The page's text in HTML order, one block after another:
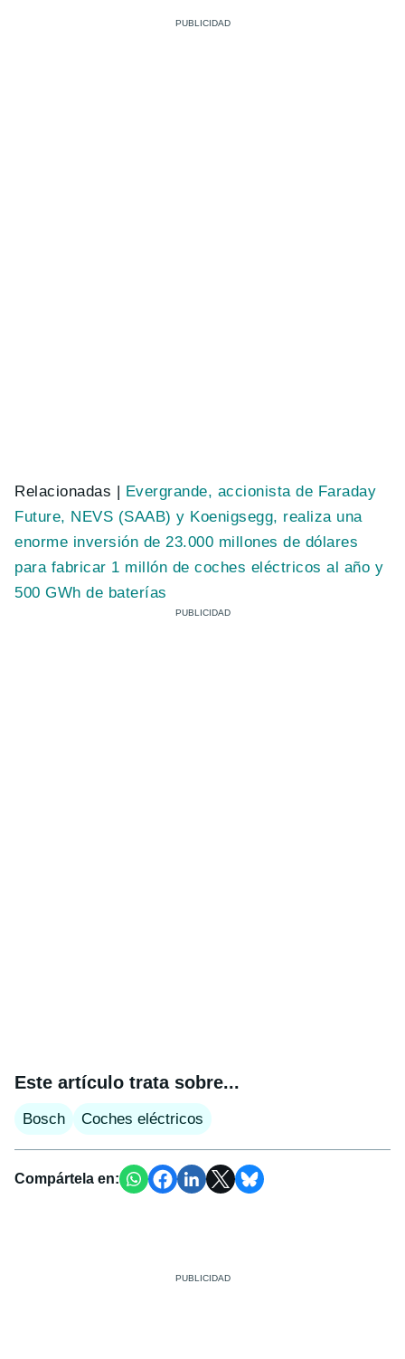
Relacionadas |
Evergrande, accionista de Faraday
Future, NEVS (SAAB) y Koenigsegg, realiza una
enorme inversión de 23.000 millones de dólares
para fabricar 1 millón de coches eléctricos al año y
500 GWh de baterías
Este artículo trata sobre...
Bosch Coches eléctricos
Compártela en: